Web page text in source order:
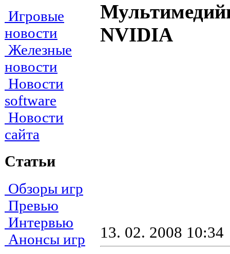
Игровые
новости
Железные
новости
Новости
software
Новости
сайта
Статьи
Обзоры игр
Превью
Интервью
Анонсы игр
NVIDIA
13. 02. 2008 10:34